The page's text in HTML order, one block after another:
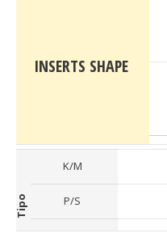
INSERTS SHAPE
Tipo
K/M
P/S